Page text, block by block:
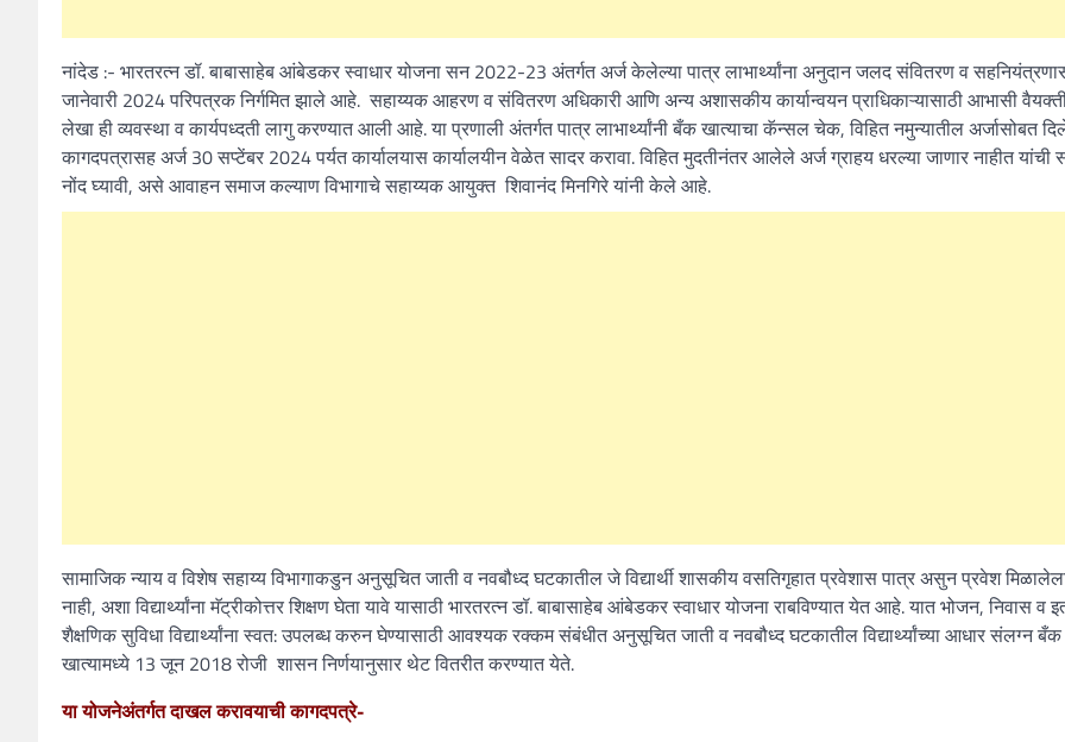
नांदेड :- भारतरत्न डॉ. बाबासाहेब आंबेडकर स्वाधार योजना सन 2022-23 अंतर्गत अर्ज केलेल्या पात्र लाभार्थ्यांना अनुदान जलद संवितरण व
जानेवारी 2024 परिपत्रक निर्गमित झाले आहे. सहाय्यक आहरण व संवितरण अधिकारी आणि अन्य अशासकीय कार्यान्वयन प्राधिकाऱ्यासाठी आभासी
लेखा ही व्यवस्था व कार्यपध्दती लागु करण्यात आली आहे. या प्रणाली अंतर्गत पात्र लाभार्थ्यांनी बँक खात्याचा कॅन्सल चेक, विहित नमुन्यातील अर्जासोबत
कागदपत्रासह अर्ज 30 सप्टेंबर 2024 पर्यत कार्यालयास कार्यालयीन वेळेत सादर करावा. विहित मुदतीनंतर आलेले अर्ज ग्राहय धरल्या जाणार नाहीत यांची
नोंद घ्यावी, असे आवाहन समाज कल्याण विभागाचे सहाय्यक आयुक्त शिवानंद मिनगिरे यांनी केले आहे.
सामाजिक न्याय व विशेष सहाय्य विभागाकडुन अनुसूचित जाती व नवबौध्द घटकातील जे विद्यार्थी शासकीय वसतिगृहात प्रवेशास पात्र असुन प्रवेश
नाही, अशा विद्यार्थ्यांना मॅट्रीकोत्तर शिक्षण घेता यावे यासाठी भारतरत्न डॉ. बाबासाहेब आंबेडकर स्वाधार योजना राबविण्यात येत आहे. यात भोजन, निवास व
शैक्षणिक सुविधा विद्यार्थ्यांना स्वत: उपलब्ध करुन घेण्यासाठी आवश्यक रक्कम संबंधीत अनुसूचित जाती व नवबौध्द घटकातील विद्यार्थ्यांच्या आधार संलग्न बँक
खात्यामध्ये 13 जून 2018 रोजी शासन निर्णयानुसार थेट वितरीत करण्यात येते.
या योजनेअंतर्गत दाखल करावयाची कागदपत्रे-